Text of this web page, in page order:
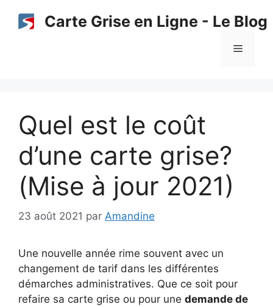
Carte Grise en Ligne - Le Blog
Menu
Quel est le coût
d’une carte grise?
(Mise à jour 2021)
23 août 2021 par Amandine
Une nouvelle année rime souvent avec un
changement de tarif dans les différentes
démarches administratives. Que ce soit pour
refaire sa carte grise ou pour une demande de